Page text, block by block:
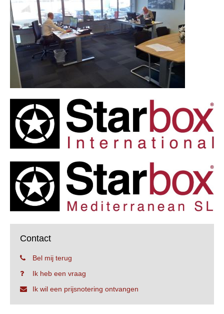
Contact
Bel mij terug
Ik heb een vraag
Ik wil een prijsnotering ontvangen